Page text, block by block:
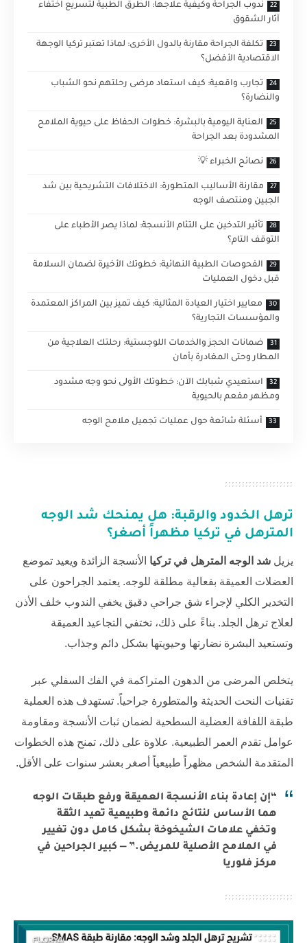
ندوب الجراحة وكيفية علاجها: الطرق الطبية لتسريع اختفاء
آثار الشقوق
تكلفة الجراحة مقارنة بالدول الأخرى: لماذا تعتبر تركيا الوجهة
الاقتصادية الأفضل؟
تجارب واقعية: كيف استعاد مرضى رحلتهم نحو الشباب
والنضارة؟
العناية اليومية بالبشرة: خطوات الحفاظ على حيوية الملامح
المشدودة بعد الجراحة
نصائح الخبراء 💡
مقارنة الأساليب المتطورة: الاختلافات التشريحية بين شد
الجبين ومنتصف الوجه
تأثير التدخين على التئام الأنسجة: لماذا يصر الأطباء على
التوقف التام؟
الفحوصات الطبية النهائية: خطوتك الأخيرة لضمان السلامة
قبل دخول العمليات
معايير اختيار العيادة المثالية: كيف تميز بين المراكز المعتمدة
والمؤسسات التجارية؟
ضمانات الحجز والخدمات اللوجستية: رحلتك العلاجية من
المطار وحتى المغادرة بأمان
استعيدي شبابك الآن: خطوتك الأولى نحو وجه مشدود
ومظهر مفعم بالحيوية
أسئلة شائعة حول عمليات تجميل ملامح الوجه
ترهل الخدود والرقبة: هل يمنحك شد الوجه
المترهل في تركيا مظهراً أصغر؟
يزيل شد الوجه المترهل في تركيا الأنسجة الزائدة ويعيد تموضع
العضلات العميقة بفعالية مطلقة للوجه. يعتمد الجراحون على
التخدير الكلي لإجراء شق جراحي دقيق يخفي الندوب خلف الأذن
لعلاج ترهل الجلد. بناءً على ذلك، تختفي التجاعيد العميقة
وتستعيد البشرة نضارتها وحيويتها بشكل دائم وجذاب.
يتخلص المرضى من الدهون المتراكمة في الفك السفلي عبر
تقنيات النحت الحديثة والمتطورة جراحياً. تستهدف هذه العملية
طبقة اللفافة العضلية السطحية لضمان ثبات الأنسجة ومقاومة
عوامل تقدم العمر الطبيعية. علاوة على ذلك، تمنح هذه الخطوات
المتقدمة الشخص مظهراً طبيعياً أصغر بعشر سنوات على الأقل.
“إن إعادة بناء الأنسجة العميقة ورفع طبقات الوجه
هما الأساس لنتائج دائمة وطبيعية تعيد الثقة
وتخفي علامات الشيخوخة بشكل كامل دون تغيير
في الملامح الأصلية للمريض.” — كبير الجراحين في
مركز فلوريا